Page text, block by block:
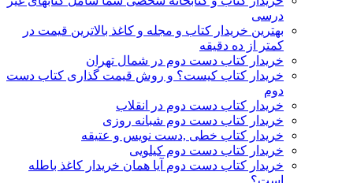
درسی
بهترین خریدار کتاب و مجله و کاغذ بالاترین قیمت در
کمتر از ده دقیقه
خریدار کتاب دست دوم در شمال تهران
خریدار کتاب کیست؟ و روش قیمت گذاری کتاب دست
دوم
خریدار کتاب دست دوم در انقلاب
خریدار کتاب دست دوم شبانه روزی
خریدار کتاب خطی ,دست نویس و عتیقه
خریدار کتاب دست دوم کیلویی
خریدار کتاب دست دوم آیا همان خریدار کاغذ باطله